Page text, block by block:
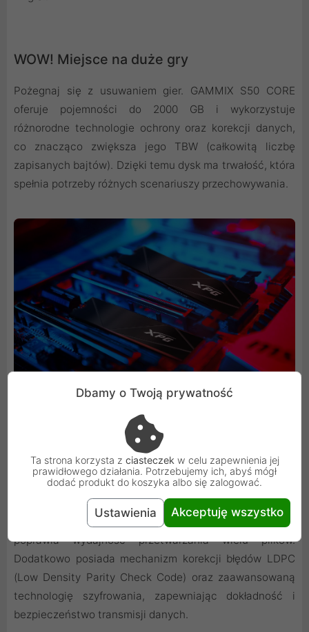
WOW! Miejsce na duże gry
Pożegnaj się z usuwaniem gier. GAMMIX S50 CORE
oferuje pojemności do 2000 GB i wykorzystuje
różnorodne technologie ochrony oraz korekcji danych,
co znacząco zwiększa jego TBW (całkowitą liczbę
zapisanych bajtów). Dzięki temu dysk ma trwałość, która
spełnia potrzeby różnych scenariuszy przechowywania.
Pełna moc na ostatecznym polu bitwy
GAMMIX S50 CORE został wyposażony w algorytm
buforowania SLC oraz HMB (Host Memory Buffer), co
pozwala na efektywne wykorzystanie buforowania i
poprawia wydajność przetwarzania wielu plików.
Dodatkowo posiada mechanizm korekcji błędów LDPC
(Low Density Parity Check Code) oraz zaawansowaną
technologię szyfrowania, zapewniając dokładność i
bezpieczeństwo transmisji danych.
Dbamy o Twoją prywatność
Ta strona korzysta z ciasteczek w celu zapewnienia jej
prawidłowego działania. Potrzebujemy ich, abyś mógł
dodać produkt do koszyka albo się zalogować.
Ustawienia Akceptuję wszystko